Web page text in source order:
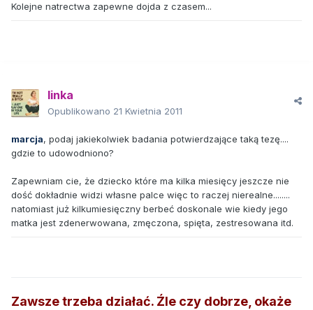
Kolejne natrectwa zapewne dojda z czasem...
linka
Opublikowano 21 Kwietnia 2011
marcja, podaj jakiekolwiek badania potwierdzające taką tezę....
gdzie to udowodniono?
Zapewniam cie, że dziecko które ma kilka miesięcy jeszcze nie
dość dokładnie widzi własne palce więc to raczej nierealne........
natomiast już kilkumiesięczny berbeć doskonale wie kiedy jego
matka jest zdenerwowana, zmęczona, spięta, zestresowana itd.
Zawsze trzeba działać. Źle czy dobrze, okaże